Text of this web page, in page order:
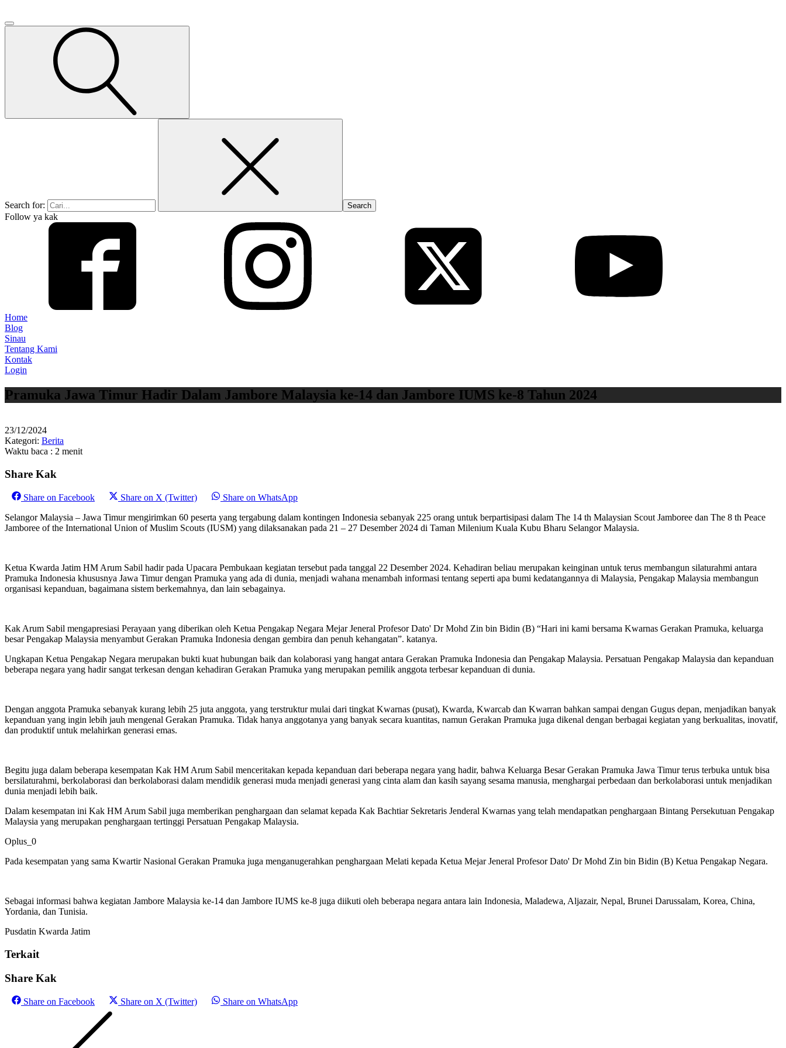
Search for:
Follow ya kak
Home
Blog
Sinau
Tentang Kami
Kontak
Login
Pramuka Jawa Timur Hadir Dalam Jambore Malaysia ke-14 dan Jambore IUMS ke-8 Tahun 2024
23/12/2024
Kategori: Berita
Waktu baca : 2 menit
Share Kak
Share on Facebook Share on X (Twitter) Share on WhatsApp
Selangor Malaysia – Jawa Timur mengirimkan 60 peserta yang tergabung dalam kontingen Indonesia sebanyak 225 orang untuk berpartisipasi dalam The 14 th Malaysian Scout Jamboree dan The 8 th Peace
Jamboree of the International Union of Muslim Scouts (IUSM) yang dilaksanakan pada 21 – 27 Desember 2024 di Taman Milenium Kuala Kubu Bharu Selangor Malaysia.
Ketua Kwarda Jatim HM Arum Sabil hadir pada Upacara Pembukaan kegiatan tersebut pada tanggal 22 Desember 2024. Kehadiran beliau merupakan keinginan untuk terus membangun silaturahmi antara
Pramuka Indonesia khususnya Jawa Timur dengan Pramuka yang ada di dunia, menjadi wahana menambah informasi tentang seperti apa bumi kedatangannya di Malaysia, Pengakap Malaysia membangun
organisasi kepanduan, bagaimana sistem berkemahnya, dan lain sebagainya.
Kak Arum Sabil mengapresiasi Perayaan yang diberikan oleh Ketua Pengakap Negara Mejar Jeneral Profesor Dato' Dr Mohd Zin bin Bidin (B) “Hari ini kami bersama Kwarnas Gerakan Pramuka, keluarga
besar Pengakap Malaysia menyambut Gerakan Pramuka Indonesia dengan gembira dan penuh kehangatan”. katanya.
Ungkapan Ketua Pengakap Negara merupakan bukti kuat hubungan baik dan kolaborasi yang hangat antara Gerakan Pramuka Indonesia dan Pengakap Malaysia. Persatuan Pengakap Malaysia dan kepanduan
beberapa negara yang hadir sangat terkesan dengan kehadiran Gerakan Pramuka yang merupakan pemilik anggota terbesar kepanduan di dunia.
Dengan anggota Pramuka sebanyak kurang lebih 25 juta anggota, yang terstruktur mulai dari tingkat Kwarnas (pusat), Kwarda, Kwarcab dan Kwarran bahkan sampai dengan Gugus depan, menjadikan banyak
kepanduan yang ingin lebih jauh mengenal Gerakan Pramuka. Tidak hanya anggotanya yang banyak secara kuantitas, namun Gerakan Pramuka juga dikenal dengan berbagai kegiatan yang berkualitas, inovatif,
dan produktif untuk melahirkan generasi emas.
Begitu juga dalam beberapa kesempatan Kak HM Arum Sabil menceritakan kepada kepanduan dari beberapa negara yang hadir, bahwa Keluarga Besar Gerakan Pramuka Jawa Timur terus terbuka untuk bisa
bersilaturahmi, berkolaborasi dan berkolaborasi dalam mendidik generasi muda menjadi generasi yang cinta alam dan kasih sayang sesama manusia, menghargai perbedaan dan berkolaborasi untuk menjadikan
dunia menjadi lebih baik.
Dalam kesempatan ini Kak HM Arum Sabil juga memberikan penghargaan dan selamat kepada Kak Bachtiar Sekretaris Jenderal Kwarnas yang telah mendapatkan penghargaan Bintang Persekutuan Pengakap
Malaysia yang merupakan penghargaan tertinggi Persatuan Pengakap Malaysia.
Oplus_0
Pada kesempatan yang sama Kwartir Nasional Gerakan Pramuka juga menganugerahkan penghargaan Melati kepada Ketua Mejar Jeneral Profesor Dato' Dr Mohd Zin bin Bidin (B) Ketua Pengakap Negara.
Sebagai informasi bahwa kegiatan Jambore Malaysia ke-14 dan Jambore IUMS ke-8 juga diikuti oleh beberapa negara antara lain Indonesia, Maladewa, Aljazair, Nepal, Brunei Darussalam, Korea, China,
Yordania, dan Tunisia.
Pusdatin Kwarda Jatim
Terkait
Share Kak
Share on Facebook Share on X (Twitter) Share on WhatsApp